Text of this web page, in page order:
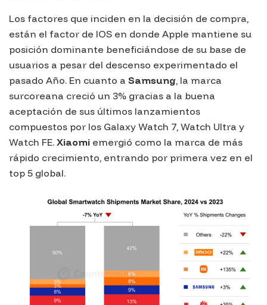
Los factores que inciden en la decisión de compra,
están el factor de IOS en donde Apple mantiene su
posición dominante beneficiándose de su base de
usuarios a pesar del descenso experimentado el
pasado Año. En cuanto a Samsung, la marca
surcoreana creció un 3% gracias a la buena
aceptación de sus últimos lanzamientos
compuestos por los Galaxy Watch 7, Watch Ultra y
Watch FE. Xiaomi emergió como la marca de más
rápido crecimiento, entrando por primera vez en el
top 5 global.